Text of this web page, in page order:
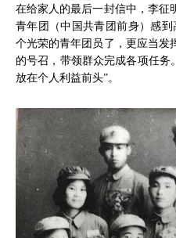
在给家人的最后一封信中，李征
青年团（中国共青团前身）感
个光荣的青年团员了，更应当发
的号召，带领群众完成各项任务
放在个人利益前头”。